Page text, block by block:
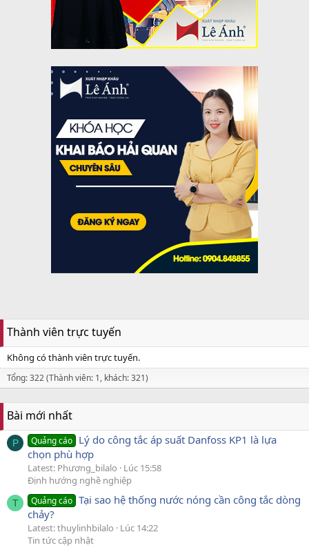
Thành viên trực tuyến
Không có thành viên trực tuyến.
Tổng: 322 (Thành viên: 1, khách: 321)
Bài mới nhất
P Quảng cáo Lý do công tắc áp suất Danfoss KP1 là lựa
chọn phù hợp
Latest: Phương_bilalo
Lúc 15:58
Định hướng nghề nghiệp
T Quảng cáo Tại sao hệ thống nước nóng cần công tắc dòng
chảy?
Latest: thuylinhbilalo
Lúc 14:22
Tin tức cập nhật